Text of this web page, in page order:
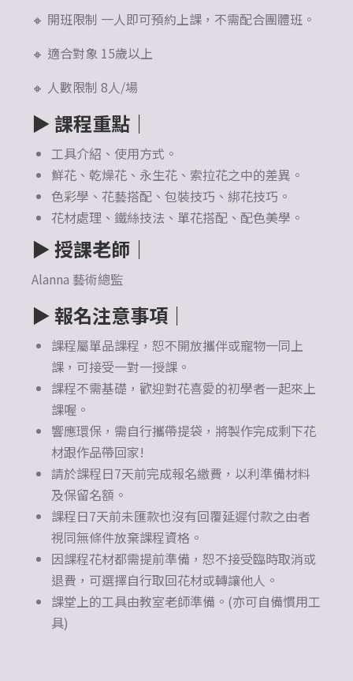
🔸 開班限制 一人即可預約上課，不需配合團體班。
🔸 適合對象 15歲以上
🔸 人數限制 8人/場
▶ 課程重點｜
工具介紹、使用方式。
鮮花、乾燥花、永生花、索拉花之中的差異。
色彩學、花藝搭配、包裝技巧、綁花技巧。
花材處理、鐵絲技法、單花搭配、配色美學。
▶ 授課老師 ｜
Alanna 藝術總監
▶ 報名注意事項 ｜
課程屬單品課程，恕不開放攜伴或寵物一同上
課，可接受一對一授課。
課程不需基礎，歡迎對花喜愛的初學者一起來上
課喔。
響應環保，需自行攜帶提袋，將製作完成剩下花
材跟作品帶回家!
請於課程日7天前完成報名繳費，以利準備材料
及保留名額。
課程日7天前未匯款也沒有回覆延遲付款之由者
視同無條件放棄課程資格。
因課程花材都需提前準備，恕不接受臨時取消或
退費，可選擇自行取回花材或轉讓他人。
課堂上的工具由教室老師準備。(亦可自備慣用工
具)